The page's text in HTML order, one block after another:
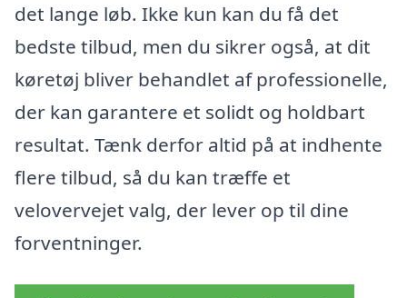
det lange løb. Ikke kun kan du få det
bedste tilbud, men du sikrer også, at dit
køretøj bliver behandlet af professionelle,
der kan garantere et solidt og holdbart
resultat. Tænk derfor altid på at indhente
flere tilbud, så du kan træffe et
velovervejet valg, der lever op til dine
forventninger.